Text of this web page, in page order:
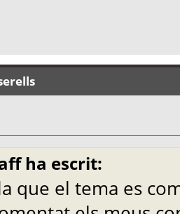
ha escrit:
que el tema es